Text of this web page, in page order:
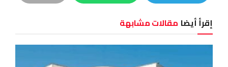
إقرأ أيضا مقالات مشابهة